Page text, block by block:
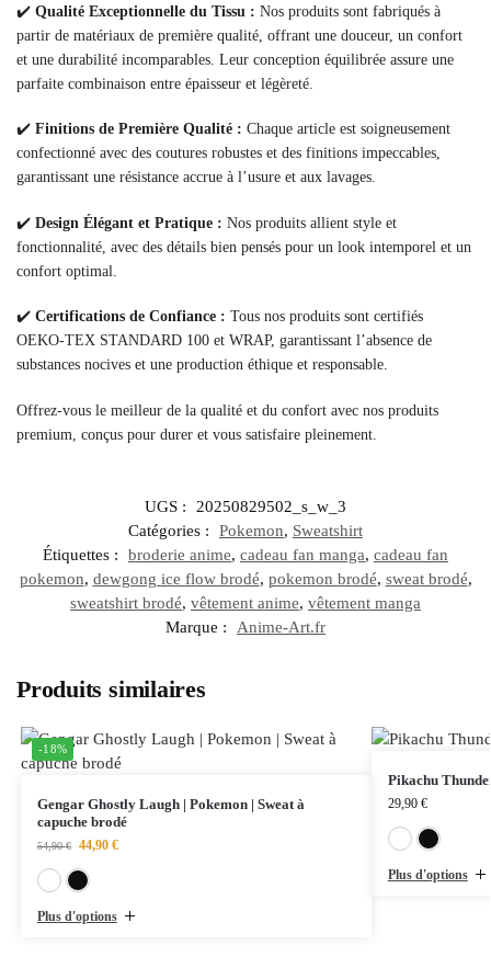
✔️ Qualité Exceptionnelle du Tissu : Nos produits sont fabriqués à
partir de matériaux de première qualité, offrant une douceur, un confort
et une durabilité incomparables. Leur conception équilibrée assure une
parfaite combinaison entre épaisseur et légèreté.
✔️ Finitions de Première Qualité : Chaque article est soigneusement
confectionné avec des coutures robustes et des finitions impeccables,
garantissant une résistance accrue à l’usure et aux lavages.
✔️ Design Élégant et Pratique : Nos produits allient style et
fonctionnalité, avec des détails bien pensés pour un look intemporel et un
confort optimal.
✔️ Certifications de Confiance : Tous nos produits sont certifiés
OEKO-TEX STANDARD 100 et WRAP, garantissant l’absence de
substances nocives et une production éthique et responsable.
Offrez-vous le meilleur de la qualité et du confort avec nos produits
premium, conçus pour durer et vous satisfaire pleinement.
UGS :
20250829502_s_w_3
Catégories :
Pokemon, Sweatshirt
Étiquettes :
broderie anime, cadeau fan manga, cadeau fan
pokemon, dewgong ice flow brodé, pokemon brodé, sweat brodé,
sweatshirt brodé, vêtement anime, vêtement manga
Marque :
Anime-Art.fr
Produits similaires
-18%
Gengar Ghostly Laugh | Pokemon | Sweat à
capuche brodé
54,90€ 44,90 €
Plus d'options
Pikachu
29,90 €
Plus d'options